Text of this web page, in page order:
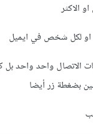
الاكثر
او لكل شخص في ايميل
الاتصال واحد واحد
بضغطة زر أيضا